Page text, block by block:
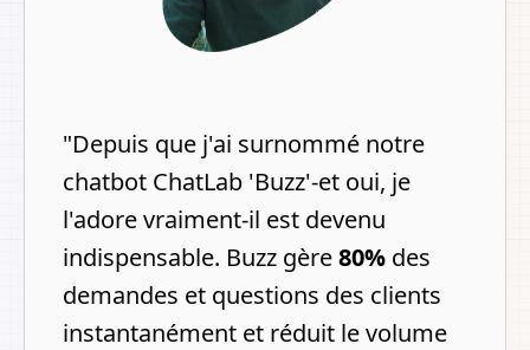
"Depuis que j'ai surnommé notre
chatbot ChatLab 'Buzz'-et oui, je
l'adore vraiment-il est devenu
indispensable. Buzz gère80% des
demandes et questions des clients
instantanément et réduit le volume